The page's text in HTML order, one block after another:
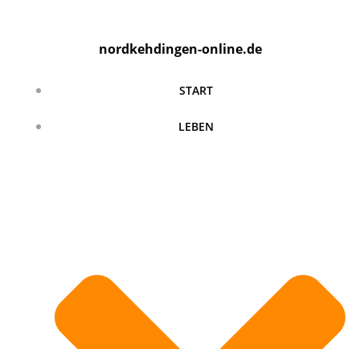
nordkehdingen-online.de
START
LEBEN